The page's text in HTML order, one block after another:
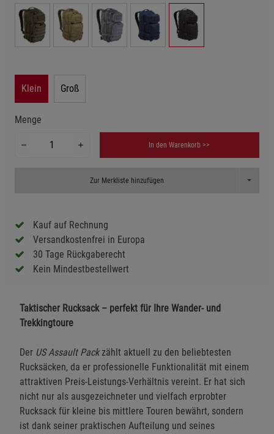
Klein Groß
Menge
In den Warenkorb >>
Zur Merkliste hinzufügen Toggle
Kauf auf Rechnung
Versandkostenfrei in Europa
30 Tage Rückgaberecht
Kein Mindestbestellwert
Taktischer Rucksack – perfekt für Ihre Wander- und
Trekkingtoure
Der US Assault Packzählt aktuell zu den beliebtesten
Rucksäcken, da er professionelle Funktionalität mit einem
attraktiven Preis-Leistungs-Verhältnis vereint. Er hat sich
nicht nur als ausgezeichneter und vielfach erprobter
Rucksack für kleine bis mittlere Touren bewährt, sondern
ist dank seiner praktischen Aufteilung und seines